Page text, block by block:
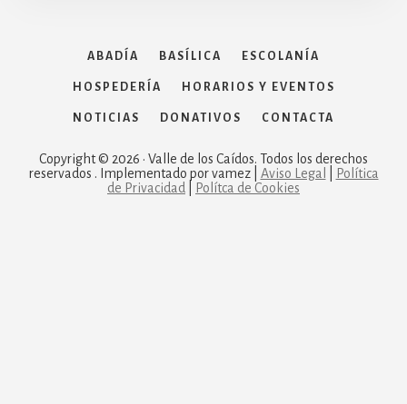
ABADÍA BASÍLICA ESCOLANÍA
HOSPEDERÍA HORARIOS Y EVENTOS
NOTICIAS DONATIVOS CONTACTA
Copyright © 2026 · Valle de los Caídos. Todos los derechos
reservados . Implementado por vamez | Aviso Legal
Política
de Privacidad
Polítca de Cookies